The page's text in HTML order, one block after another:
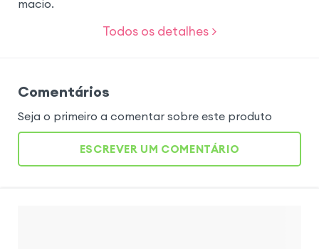
macio.
Todos os detalhes >
Comentários
Seja o primeiro a comentar sobre este produto
ESCREVER UM COMENTÁRIO